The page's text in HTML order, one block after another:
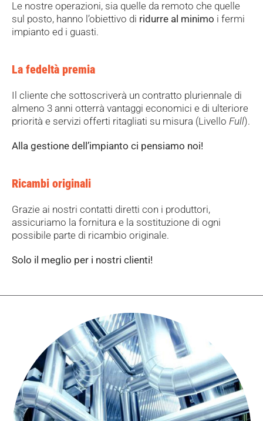
Le nostre operazioni, sia quelle da remoto che quelle
sul posto, hanno l’obiettivo di ridurre al minimo i fermi
impianto ed i guasti.
La fedeltà premia
Il cliente che sottoscriverà un contratto pluriennale di
almeno 3 anni otterrà vantaggi economici e di ulteriore
priorità e servizi offerti ritagliati su misura (Livello Full).
Alla gestione dell’impianto ci pensiamo noi!
Ricambi originali
Grazie ai nostri contatti diretti con i produttori,
assicuriamo la fornitura e la sostituzione di ogni
possibile parte di ricambio originale.
Solo il meglio per i nostri clienti!